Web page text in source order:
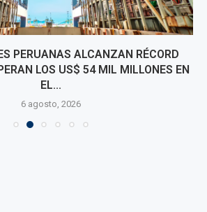
PERUANAS ALCANZAN RÉCORD
LOS US$ 54 MIL MILLONES EN
EL...
6 agosto, 2026